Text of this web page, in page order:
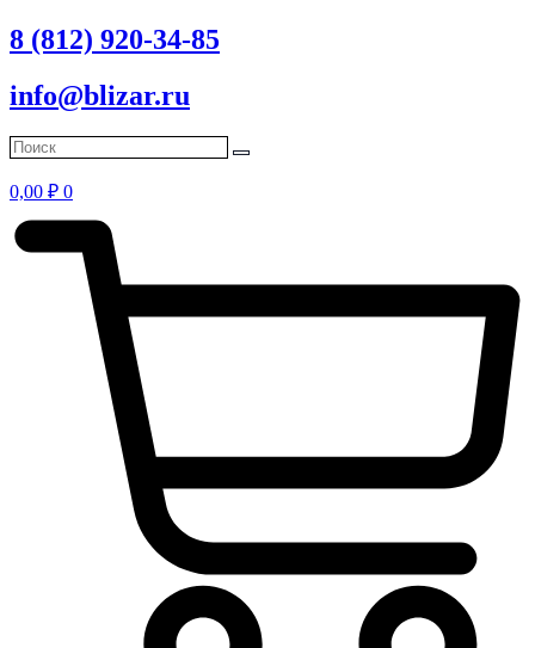
8 (812) 920-34-85
info@blizar.ru
0,00 ₽ 0